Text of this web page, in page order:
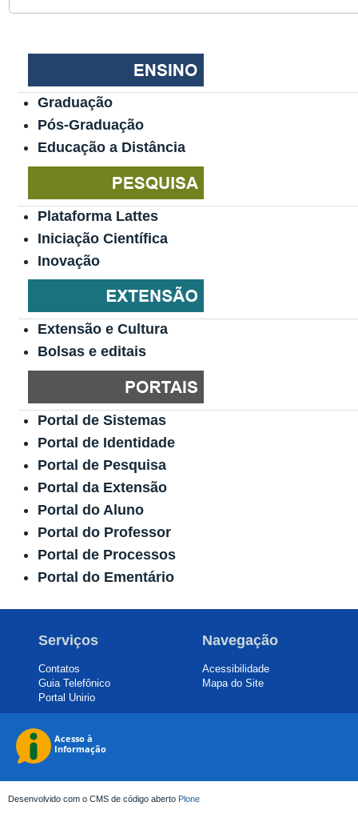
Graduação
Pós-Graduação
Educação a Distância
Plataforma Lattes
Iniciação Científica
Inovação
Extensão e Cultura
Bolsas e editais
Portal de Sistemas
Portal de Identidade
Portal de Pesquisa
Portal da Extensão
Portal do Aluno
Portal do Professor
Portal de Processos
Portal do Ementário
Serviços
Contatos
Guia Telefônico
Portal Unirio
Navegação
Acessibilidade
Mapa do Site
Desenvolvido com o CMS de código aberto Plone